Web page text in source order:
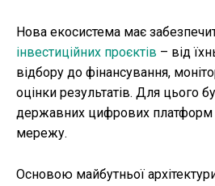
Нова екосистема має
інвестиційних проєктів – від
відбору до фінансування,
оцінки результатів. Для цього
державних цифрових платформ
мережу.
Основою майбутньої